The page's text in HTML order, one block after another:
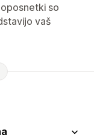
so
vaš